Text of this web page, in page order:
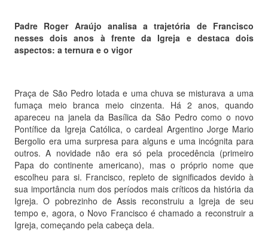
Padre Roger Araújo analisa a trajetória de Francisco
nesses dois anos à frente da Igreja e destaca dois
aspectos: a ternura e o vigor
Praça de São Pedro lotada e uma chuva se misturava a uma
fumaça meio branca meio cinzenta. Há 2 anos, quando
apareceu na janela da Basílica da São Pedro como o novo
Pontífice da Igreja Católica, o cardeal Argentino Jorge Mario
Bergolio era uma surpresa para alguns e uma incógnita para
outros. A novidade não era só pela procedência (primeiro
Papa do continente americano), mas o próprio nome que
escolheu para si. Francisco, repleto de significados devido à
sua importância num dos períodos mais críticos da história da
Igreja. O pobrezinho de Assis reconstruiu a Igreja de seu
tempo e, agora, o Novo Francisco é chamado a reconstruir a
Igreja, começando pela cabeça dela.